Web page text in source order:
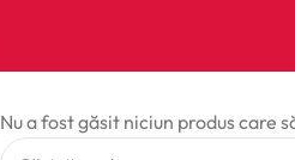
Nu a fost găsit niciun produs care